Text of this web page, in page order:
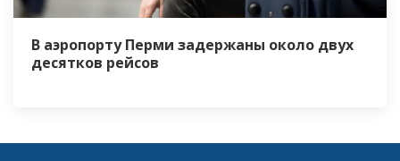
В аэропорту Перми задержаны около двух
десятков рейсов